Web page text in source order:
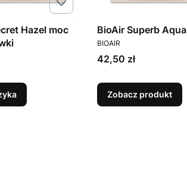
Hazel moc
BioAir Superb Aqua
PRODUCENT
BIOAIR
Cena
42,50 zł
Zobacz produkt